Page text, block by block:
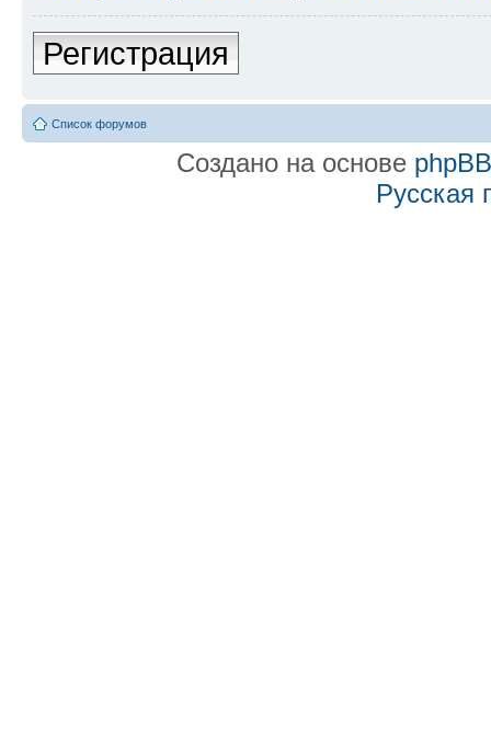
Регистрация
Список форумов
Создано на основе phpBB
Русская